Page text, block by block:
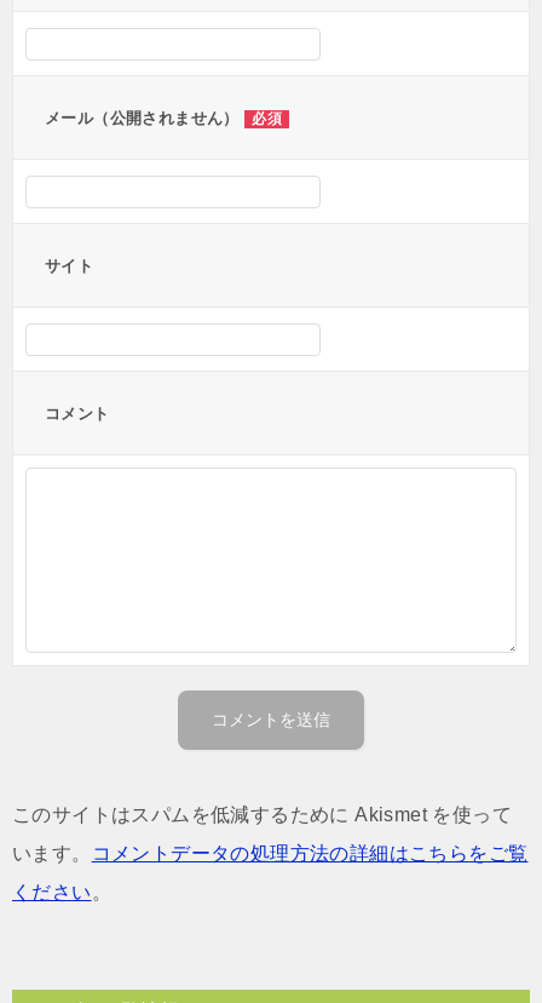
メール（公開されません） 必須
サイト
コメント
このサイトはスパムを低減するために Akismet を使って
います。
コメントデータの処理方法の詳細はこちらをご覧
ください 。